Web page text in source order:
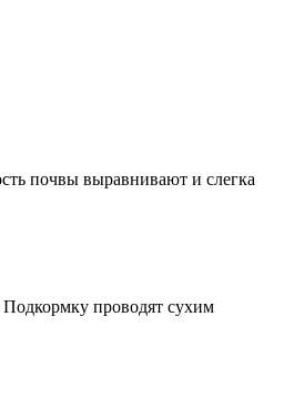
почвы выравнивают и слегка
Подкормку проводят сухим